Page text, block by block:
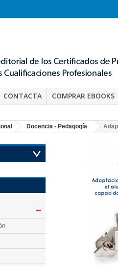
CONTACTA COMPRAR EBOOKS
Docencia - Pedagogía